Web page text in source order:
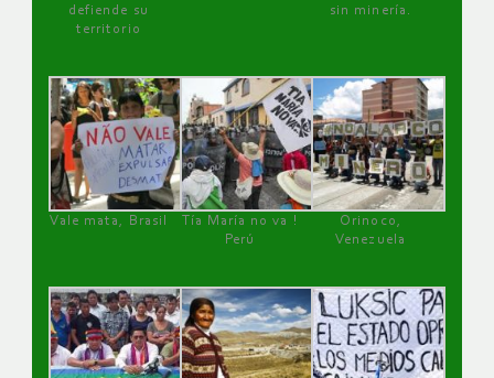
defiende su
territorio
sin minería.
Vale mata, Brasil
Tía María no va !
Perú
Orinoco,
Venezuela